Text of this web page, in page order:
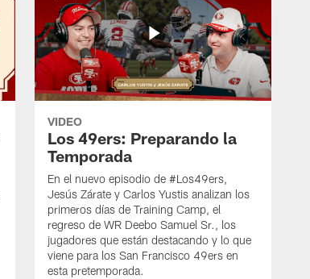
VIDEO
Los 49ers: Preparando la
Temporada
En el nuevo episodio de #Los49ers,
Jesús Zárate y Carlos Yustis analizan los
primeros días de Training Camp, el
regreso de WR Deebo Samuel Sr., los
jugadores que están destacando y lo que
viene para los San Francisco 49ers en
esta pretemporada.